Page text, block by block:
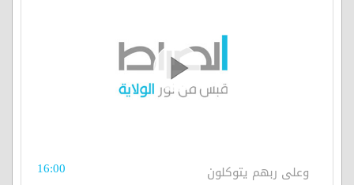
وعلى ربهم يتوكلون 16:00